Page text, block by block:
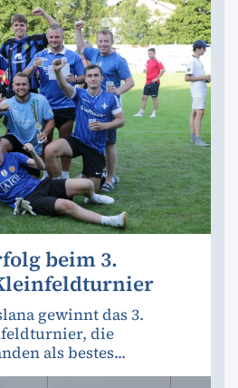
beim 3.
gewinnt das 3.
die
als bestes...